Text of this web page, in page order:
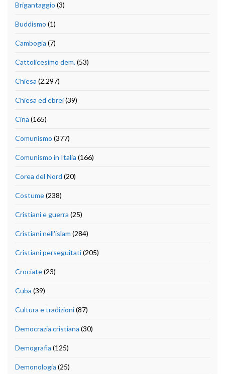
Brigantaggio (3)
Buddismo (1)
Cambogia (7)
Cattolicesimo dem.(53)
Chiesa (2.297)
Chiesa ed ebrei(39)
Cina (165)
Comunismo (377)
Comunismo in Italia (166)
Corea del Nord (20)
Costume(238)
Cristiani e guerra (25)
Cristiani nell'islam (284)
Cristiani perseguitati(205)
Crociate(23)
Cuba (39)
Cultura e tradizioni(87)
Democrazia cristiana (30)
Demografia (125)
Demonologia (25)